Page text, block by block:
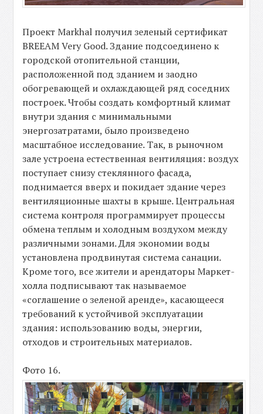
Проект Markhal получил зеленый сертификат
BREEAM Very Good. Здание подсоединено к
городской отопительной станции,
расположенной под зданием и заодно
обогревающей и охлаждающей ряд соседних
построек. Чтобы создать комфортный климат
внутри здания с минимальными
энергозатратами, было произведено
масштабное исследование. Так, в рыночном
зале устроена естественная вентиляция: воздух
поступает снизу стеклянного фасада,
поднимается вверх и покидает здание через
вентиляционные шахты в крыше. Центральная
система контроля программирует процессы
обмена теплым и холодным воздухом между
различными зонами. Для экономии воды
установлена продвинутая система санации.
Кроме того, все жители и арендаторы Маркет-
холла подписывают так называемое
«соглашение о зеленой аренде», касающееся
требований к устойчивой эксплуатации
здания: использованию воды, энергии,
отходов и строительных материалов.
Фото 16.